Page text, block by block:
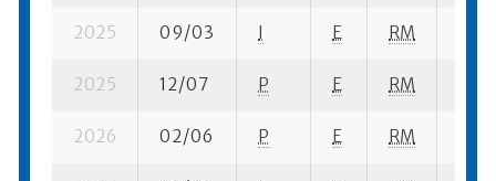
2025 09/03 I E RM
2025 12/07 P E RM
2026 02/06 P E RM